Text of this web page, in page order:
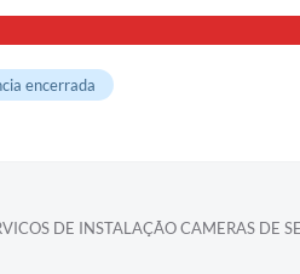
encerrada
DE INSTALAÇÃO CAMERAS DE